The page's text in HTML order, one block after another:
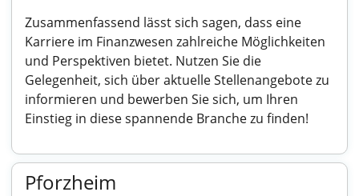
Zusammenfassend lässt sich sagen, dass eine
Karriere im Finanzwesen zahlreiche Möglichkeiten
und Perspektiven bietet. Nutzen Sie die
Gelegenheit, sich über aktuelle Stellenangebote zu
informieren und bewerben Sie sich, um Ihren
Einstieg in diese spannende Branche zu finden!
Pforzheim